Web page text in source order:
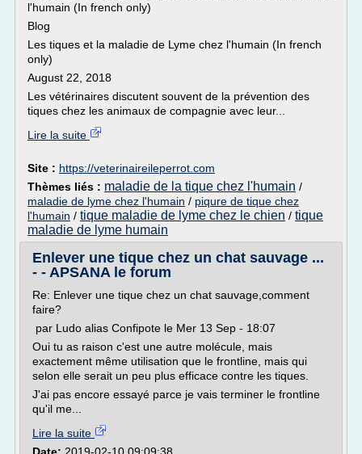
l'humain (In french only)
Blog
Les tiques et la maladie de Lyme chez l'humain (In french
only)
August 22, 2018
Les vétérinaires discutent souvent de la prévention des
tiques chez les animaux de compagnie avec leur...
Lire la suite
Site : https://veterinaireileperrot.com
Thèmes liés : maladie de la tique chez l'humain /
maladie de lyme chez l'humain / piqure de tique chez
l'humain / tique maladie de lyme chez le chien / tique
maladie de lyme humain
Enlever une tique chez un chat sauvage ...
- - APSANA le forum
Re: Enlever une tique chez un chat sauvage,comment
faire?
par Ludo alias Confipote le Mer 13 Sep - 18:07
Oui tu as raison c'est une autre molécule, mais
exactement même utilisation que le frontline, mais qui
selon elle serait un peu plus efficace contre les tiques.
J'ai pas encore essayé parce je vais terminer le frontline
qu'il me...
Lire la suite